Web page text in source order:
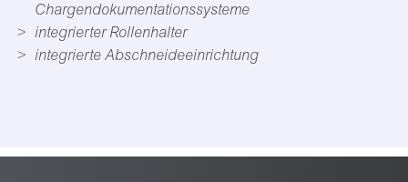
Chargendokumentationssysteme
integrierter Rollenhalter
integrierte Abschneideeinrichtung